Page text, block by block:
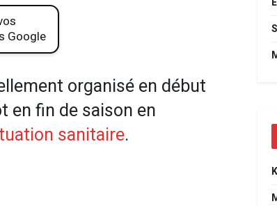
Google
organisé en début
en fin de saison en
sanitaire.